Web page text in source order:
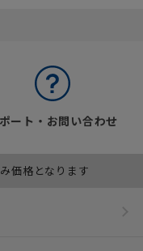
ート・お問い合わせ
価格となります